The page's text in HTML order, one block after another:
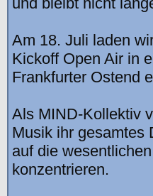
Am 18. Juli laden
Kickoff Open Air in
Frankfurter Ostend
Als MIND-Kollektiv
Musik ihr gesamtes
auf die
konzentrieren.